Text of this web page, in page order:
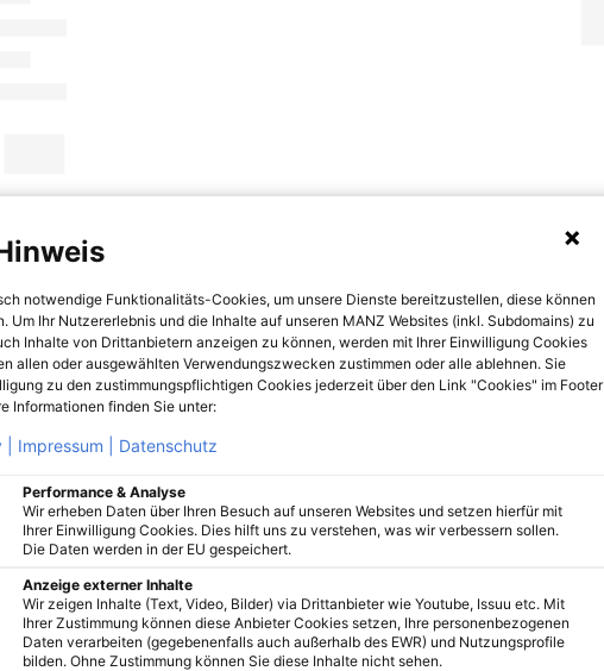
notwendige Funktionalitäts-Cookies, um unsere Dienste bereitzustellen, diese können
Um Ihr Nutzererlebnis und die Inhalte auf unseren MANZ Websites (inkl. Subdomains) zu
Inhalte von Drittanbietern anzeigen zu können, werden mit Ihrer Einwilligung Cookies
allen oder ausgewählten Verwendungszwecken zustimmen oder alle ablehnen. Sie
zu den zustimmungspflichtigen Cookies jederzeit über den Link "Cookies" im Footer
Informationen finden Sie unter:
Impressum | Datenschutz
Performance & Analyse
Wir erheben Daten über Ihren Besuch auf unseren Websites und setzen hierfür mit
Ihrer Einwilligung Cookies. Dies hilft uns zu verstehen, was wir verbessern sollen.
Die Daten werden in der EU gespeichert.
Anzeige externer Inhalte
Wir zeigen Inhalte (Text, Video, Bilder) via Drittanbieter wie Youtube, Issuu etc. Mit
Ihrer Zustimmung können diese Anbieter Cookies setzen, Ihre personenbezogenen
Daten verarbeiten (gegebenenfalls auch außerhalb des EWR) und Nutzungsprofile
bilden. Ohne Zustimmung können Sie diese Inhalte nicht sehen.